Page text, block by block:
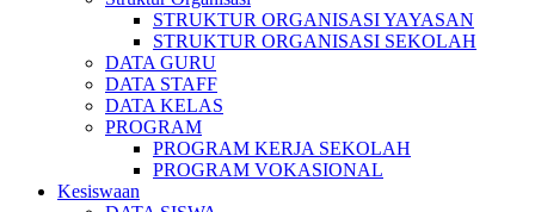
STRUKTUR ORGANISASI YAYASAN
STRUKTUR ORGANISASI SEKOLAH
DATA GURU
DATA STAFF
DATA KELAS
PROGRAM
PROGRAM KERJA SEKOLAH
PROGRAM VOKASIONAL
Kesiswaan